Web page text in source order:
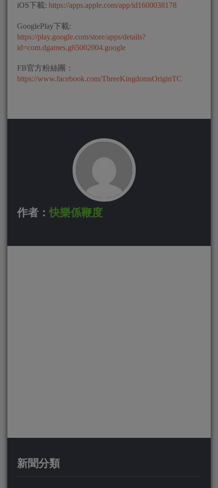
iOS下載: https://apps.apple.com/app/id1600038178
GooglePlay下載:
https://play.google.com/store/apps/details?
id=com.dgames.g65002004.google
FB官方粉絲團：
https://www.facebook.com/ThreeKingdomsOriginTC
作者：快樂係鞭度
新聞分類